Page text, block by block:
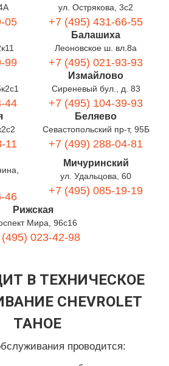
05
ул. Острякова, 3с2
+7 (495) 431-66-55
99
Балашиха
Леоновское ш. вл.8а
+7 (495) 021-93-93
44
Измайлово
Сиреневый бул., д. 83
+7 (495) 104-39-93
11
Беляево
Севастопольский пр-т, 95Б
+7 (499) 288-04-81
46
Мичуринский
ул. Удальцова, 60
+7 (495) 085-19-19
Рижская
Мира, 96с16
023-42-98
В ТЕХНИЧЕСКОЕ
CHEVROLET
TAHOE
проводится: